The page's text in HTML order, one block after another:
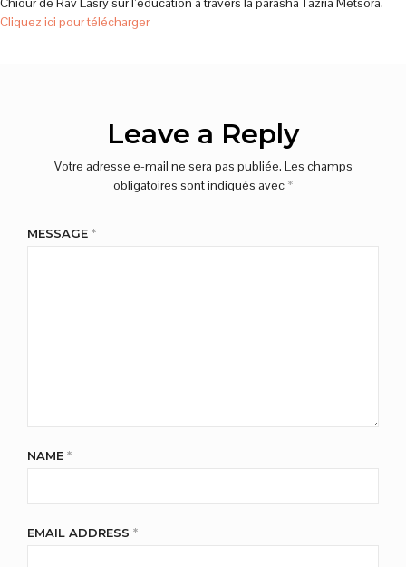
Cliquez ici pour télécharger
Leave a Reply
Votre adresse e-mail ne sera pas publiée. Les champs
obligatoires sont indiqués avec *
MESSAGE *
NAME *
EMAIL ADDRESS *